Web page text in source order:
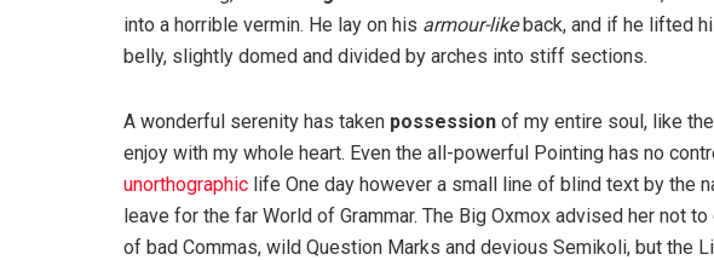
into a horrible vermin. He lay on his armour-likeback, and if he lifted
belly, slightly domed and divided by arches into stiff sections.
A wonderful serenity has taken possession of my entire soul, like
enjoy with my whole heart. Even the all-powerful Pointing has no
unorthographic life One day however a small line of blind text by the
leave for the far World of Grammar. The Big Oxmox advised her not
of bad Commas, wild Question Marks and devious Semikoli, but the